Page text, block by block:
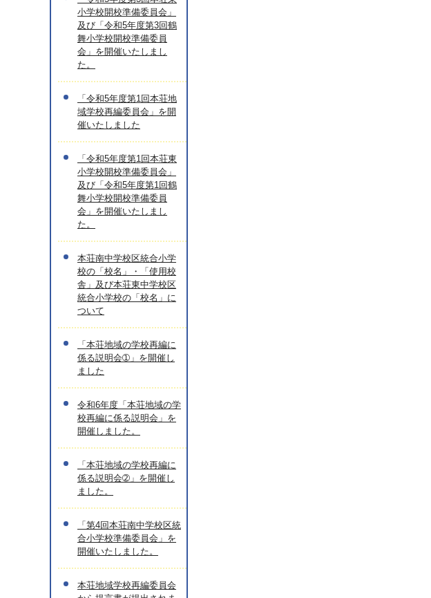
小学校開校準備委員会」
及び「令和5年度第3回鶴
舞小学校開校準備委員
会」を開催いたしまし
た。
「令和5年度第1回本荘地
域学校再編委員会」を開
催いたしました
「令和5年度第1回本荘東
小学校開校準備委員会」
及び「令和5年度第1回鶴
舞小学校開校準備委員
会」を開催いたしまし
た。
本荘南中学校区統合小学
校の「校名」・「使用校
舎」及び本荘東中学校区
統合小学校の「校名」に
ついて
「本荘地域の学校再編に
係る説明会➀」を開催し
ました
令和6年度「本荘地域の学
校再編に係る説明会」を
開催しました。
「本荘地域の学校再編に
係る説明会➁」を開催し
ました。
「第4回本荘南中学校区統
合小学校準備委員会」を
開催いたしました。
本荘地域学校再編委員会